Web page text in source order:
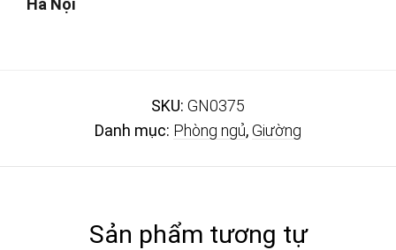
SKU: GN0375
Danh mục: Phòng ngủ,Giường
Sản phẩm tương tự